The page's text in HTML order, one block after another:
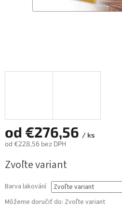
od €276,56 / ks
od €228,56 bez DPH
cena:
Zvoľte variant
Barva lakování
Môžeme doručiť do: Zvoľte variant